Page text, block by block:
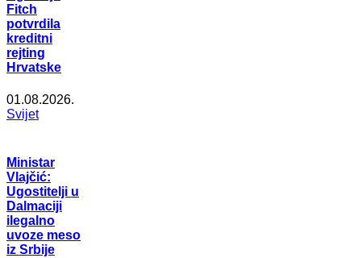
Fitch
potvrdila
kreditni
rejting
Hrvatske
01.08.2026.
Svijet
Ministar
Vlajčić:
Ugostitelji u
Dalmaciji
ilegalno
uvoze meso
iz Srbije